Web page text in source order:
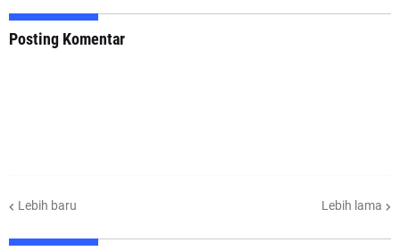
Posting Komentar
Lebih baru Lebih lama